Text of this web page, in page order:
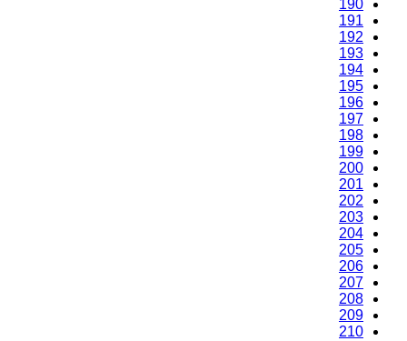
190
191
192
193
194
195
196
197
198
199
200
201
202
203
204
205
206
207
208
209
210